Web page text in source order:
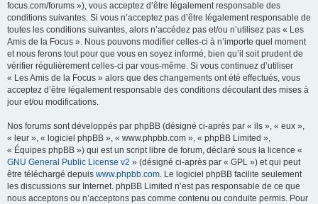
focus.com/forums »), vous acceptez d’être légalement responsable des
conditions suivantes. Si vous n’acceptez pas d’être légalement responsable de
toutes les conditions suivantes, alors n’accédez pas et/ou n’utilisez pas « Les
Amis de la Focus ». Nous pouvons modifier celles-ci à n’importe quel moment
et nous ferons tout pour que vous en soyez informé, bien qu’il soit prudent de
vérifier régulièrement celles-ci par vous-même. Si vous continuez d’utiliser
« Les Amis de la Focus » alors que des changements ont été effectués, vous
acceptez d’être légalement responsable des conditions découlant des mises à
jour et/ou modifications.
Nos forums sont développés par phpBB (désigné ci-après par « ils », « eux »,
« leur », « logiciel phpBB », « www.phpbb.com », « phpBB Limited »,
« Équipes phpBB ») qui est un script libre de forum, déclaré sous la licence «
GNU General Public License v2 » (désigné ci-après par « GPL ») et qui peut
être téléchargé depuis www.phpbb.com. Le logiciel phpBB facilite seulement
les discussions sur Internet. phpBB Limited n’est pas responsable de ce que
nous acceptons ou n’acceptons pas comme contenu ou conduite permis. Pour